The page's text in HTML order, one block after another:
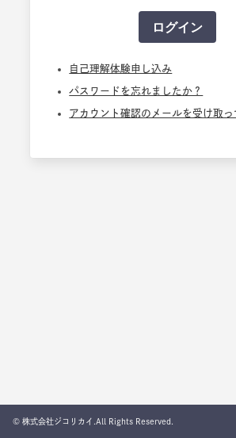
自己理解体験申し込み
パスワードを忘れましたか？
アカウント確認のメールを受け取っ
© 株式会社ジコリカイ.All Rights Reserved.